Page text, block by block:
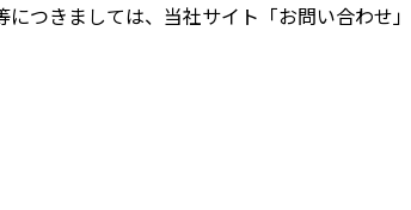
つきましては、当社サイト「お問い合わせ